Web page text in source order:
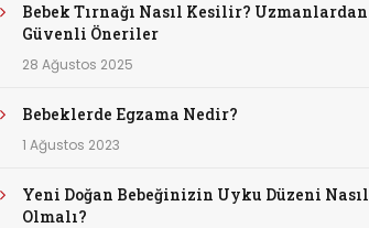
Bebek Tırnağı Nasıl Kesilir? Uzmanlardan
Güvenli Öneriler
28 Ağustos 2025
Bebeklerde Egzama Nedir?
1 Ağustos 2023
Yeni Doğan Bebeğinizin Uyku Düzeni Nasıl
Olmalı?